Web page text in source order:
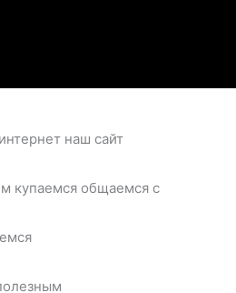
наш сайт
купаемся общаемся с